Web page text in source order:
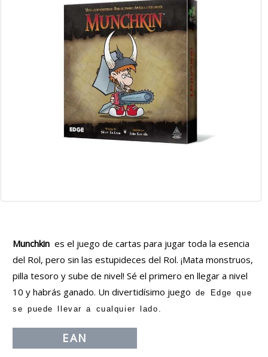
Munchkin es el juego de cartas para jugar toda la esencia
del Rol, pero sin las estupideces del Rol. ¡Mata monstruos,
pilla tesoro y sube de nivel! Sé el primero en llegar a nivel
10 y habrás ganado. Un divertidísimo juego de Edge que
se puede llevar a cualquier lado.
EAN